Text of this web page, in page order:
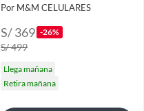
Por M&M CELULARES
S/ 369 -26%
S/ 499
Llega mañana
Retira mañana